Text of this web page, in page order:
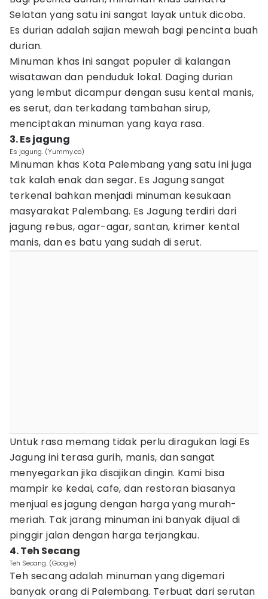
Selatan yang satu ini sangat layak untuk dicoba.
Es durian adalah sajian mewah bagi pencinta buah
durian.
Minuman khas ini sangat populer di kalangan
wisatawan dan penduduk lokal. Daging durian
yang lembut dicampur dengan susu kental manis,
es serut, dan terkadang tambahan sirup,
menciptakan minuman yang kaya rasa.
3. Es jagung
Es jagung. (Yummy.co)
Minuman khas Kota Palembang yang satu ini juga
tak kalah enak dan segar. Es Jagung sangat
terkenal bahkan menjadi minuman kesukaan
masyarakat Palembang. Es Jagung terdiri dari
jagung rebus, agar-agar, santan, krimer kental
manis, dan es batu yang sudah di serut.
Untuk rasa memang tidak perlu diragukan lagi Es
Jagung ini terasa gurih, manis, dan sangat
menyegarkan jika disajikan dingin. Kami bisa
mampir ke kedai, cafe, dan restoran biasanya
menjual es jagung dengan harga yang murah-
meriah. Tak jarang minuman ini banyak dijual di
pinggir jalan dengan harga terjangkau.
4. Teh Secang
Teh Secang. (Google)
Teh secang adalah minuman yang digemari
banyak orang di Palembang. Terbuat dari serutan